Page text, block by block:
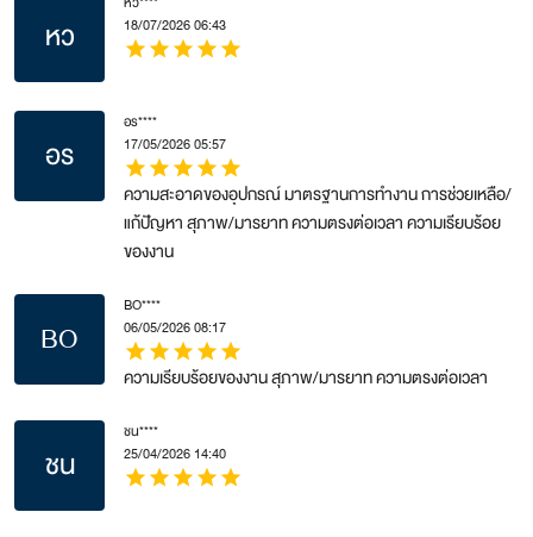
หว
18/07/2026 06:43
star star star star star
อร
อร****
17/05/2026 05:57
star star star star star
ความสะอาดของอุปกรณ์ มาตรฐานการทำงาน การช่วยเหลือ/
แก้ปัญหา สุภาพ/มารยาท ความตรงต่อเวลา ความเรียบร้อย
ของงาน
BO
BO****
06/05/2026 08:17
star star star star star
ความเรียบร้อยของงาน สุภาพ/มารยาท ความตรงต่อเวลา
ชน
ชน****
25/04/2026 14:40
star star star star star